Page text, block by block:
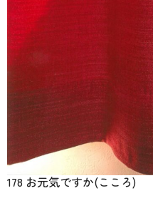
178 お元気ですか(こころ)